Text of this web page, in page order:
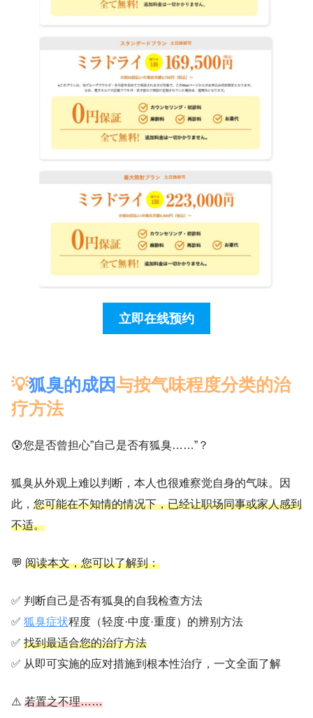
立即在线预约
💡狐臭的成因与按气味程度分类的治
疗方法
😰您是否曾担心”自己是否有狐臭……”？
狐臭从外观上难以判断，本人也很难察觉自身的气味。因
此， 您可能在不知情的情况下，已经让职场同事或家人感到
不适。
💬 阅读本文，您可以了解到：
✅ 判断自己是否有狐臭的自我检查方法
✅ 狐臭症状程度（轻度·中度·重度）的辨别方法
✅ 找到最适合您的治疗方法
✅ 从即可实施的应对措施到根本性治疗，一文全面了解
⚠️ 若置之不理……